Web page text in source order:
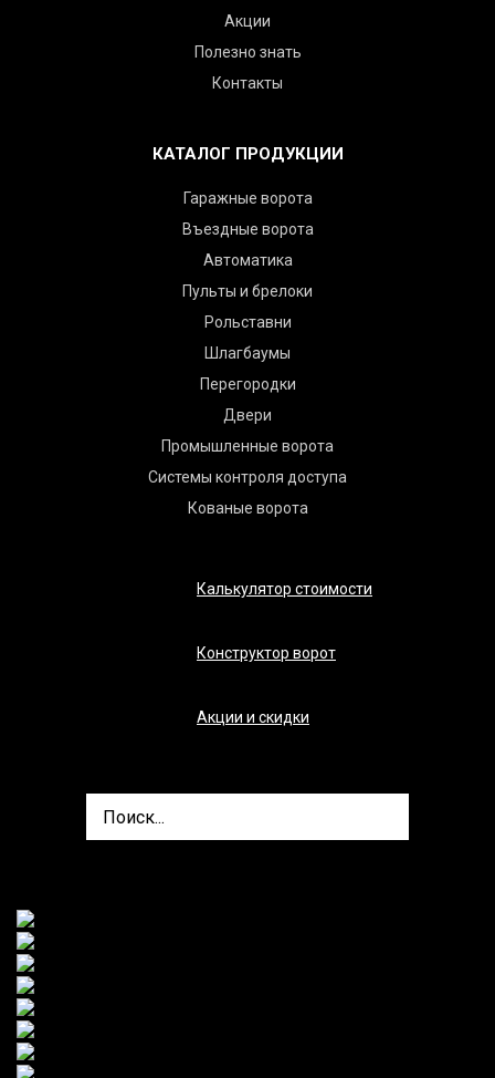
Акции
Полезно знать
Контакты
КАТАЛОГ ПРОДУКЦИИ
Гаражные ворота
Въездные ворота
Автоматика
Пульты и брелоки
Рольставни
Шлагбаумы
Перегородки
Двери
Промышленные ворота
Системы контроля доступа
Кованые ворота
Калькулятор стоимости
Конструктор ворот
Акции и скидки